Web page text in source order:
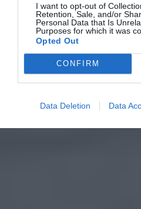
I want to opt-out of
Retention, Sale, and/or
Personal Data that Is
Purposes for which it was
Opted Out
CONFIRM
Data Deletion Data